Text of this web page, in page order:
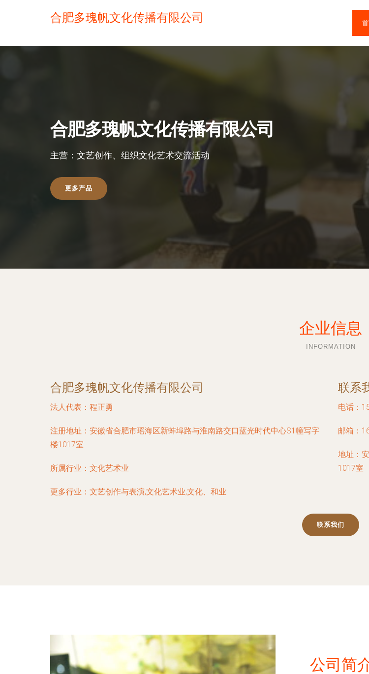
合肥多瑰帆文化传播有限公司
合肥多瑰帆文化传播有限公司
主营：文艺创作、组织文化艺术交流活动
更多产品
企业信息
INFORMATION
合肥多瑰帆文化传播有限公司
法人代表： 程正勇
注册地址： 安徽省合肥市瑶海区新蚌埠路与淮南路交口蓝光时代中心S1幢写字
楼1017室
所属行业： 文化艺术业
更多行业： 文艺创作与表演,文化艺术业,文化、和业
联系
电话：
邮箱：
地址：
1017室
联系我们
公司简